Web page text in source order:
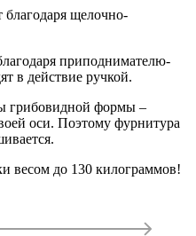
благодаря щелочно-
приподнимателю-
в действие ручкой.
грибовидной формы –
оси. Поэтому фурнитура
весом до 130 килограммов!